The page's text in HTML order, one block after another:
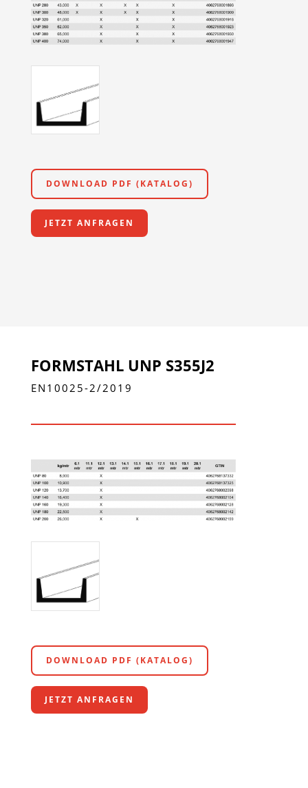
DOWNLOAD PDF (KATALOG)
JETZT ANFRAGEN
FORMSTAHL UNP S355J2
EN10025-2/2019
DOWNLOAD PDF (KATALOG)
JETZT ANFRAGEN